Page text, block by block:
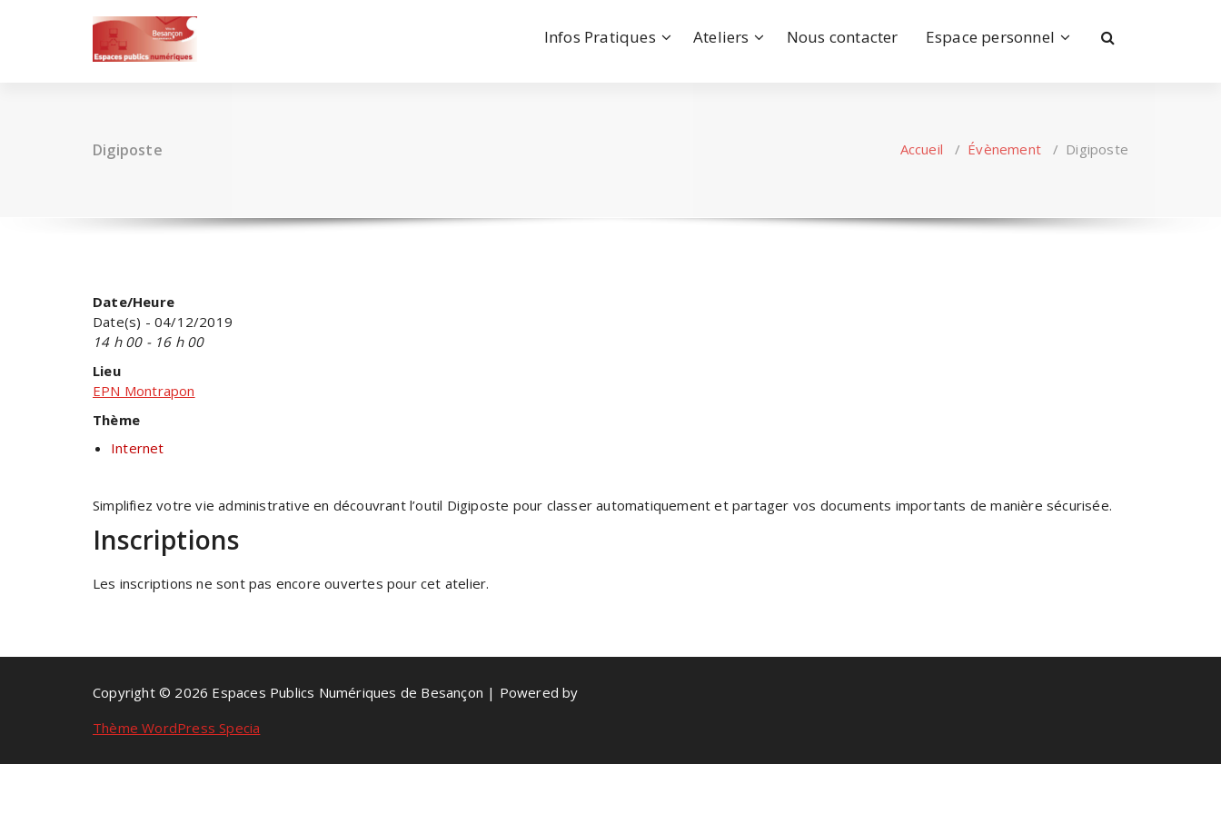
Infos Pratiques Ateliers Nous contacter Espace personnel
Digiposte Accueil / Évènement/ Digiposte
Date/Heure
Date(s) - 04/12/2019
14 h 00 - 16 h 00
Lieu
EPN Montrapon
Thème
Internet
Simplifiez votre vie administrative en découvrant l’outil Digiposte pour classer automatiquement et partager vos documents importants de manière sécurisée.
Inscriptions
Les inscriptions ne sont pas encore ouvertes pour cet atelier.
Copyright © 2026 Espaces Publics Numériques de Besançon | Powered by
Thème WordPress Specia